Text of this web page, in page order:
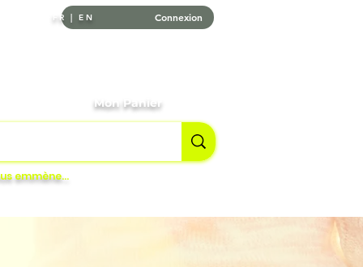
Connexion
FR | EN
Mon Panier
emmène…